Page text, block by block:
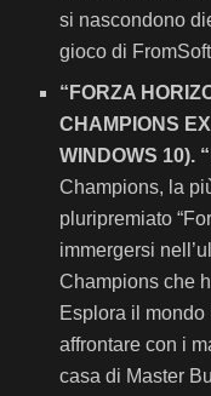
si nascondono
gioco di
“ FORZA
CHAMPIONS
WINDOWS 10). “
Champions, la
pluripremiato
immergersi
Champions che
Esplora il
affrontare con i
casa di Master